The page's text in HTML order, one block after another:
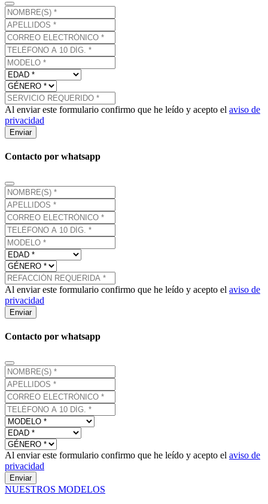
Al enviar este formulario confirmo que he leído y acepto el aviso de
privacidad
Enviar
Contacto por whatsapp
Al enviar este formulario confirmo que he leído y acepto el aviso de
privacidad
Enviar
Contacto por whatsapp
Al enviar este formulario confirmo que he leído y acepto el aviso de
privacidad
Enviar
NUESTROS MODELOS